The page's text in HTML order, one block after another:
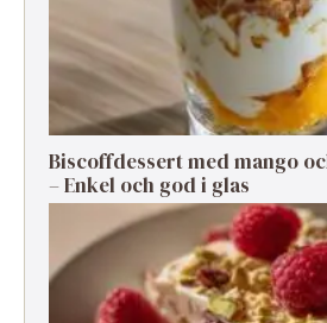
Biscoffdessert med mango
– Enkel och god i glas